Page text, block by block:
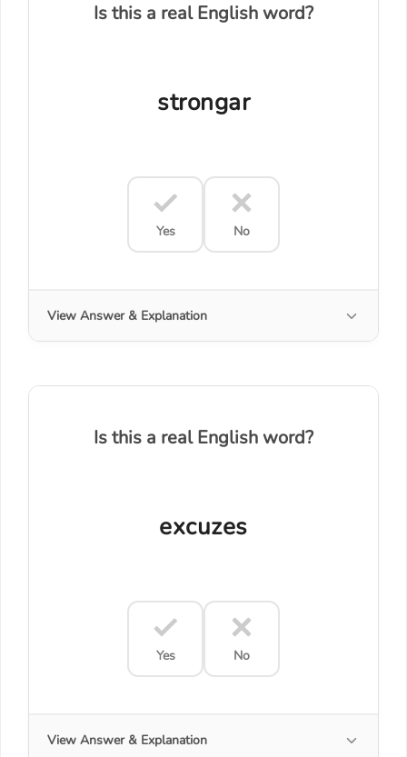
Is this a real English word?
strongar
Yes No
View Answer & Explanation
Is this a real English word?
excuzes
Yes No
View Answer & Explanation